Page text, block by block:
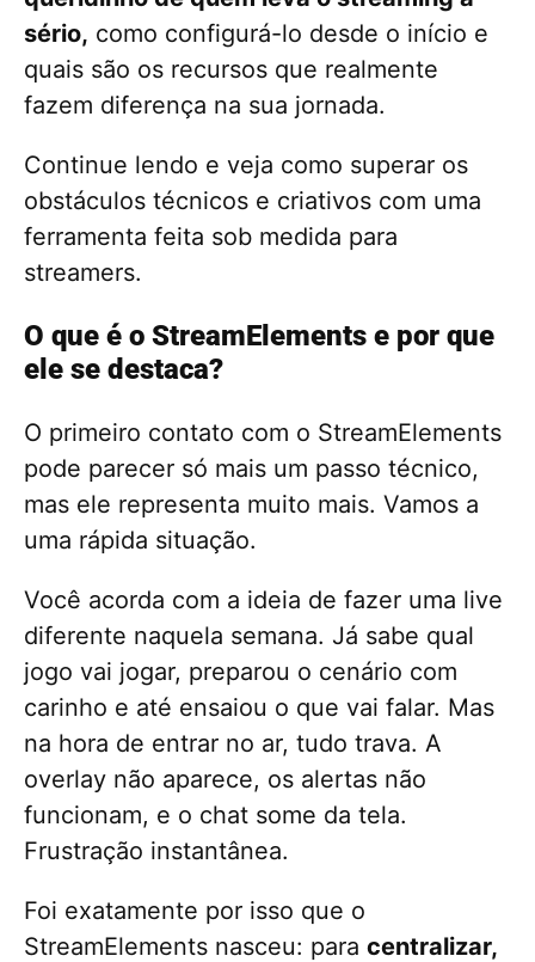
sério, como configurá-lo desde o início e
quais são os recursos que realmente
fazem diferença na sua jornada.
Continue lendo e veja como superar os
obstáculos técnicos e criativos com uma
ferramenta feita sob medida para
streamers.
O que é o StreamElements e por que
ele se destaca?
O primeiro contato com o StreamElements
pode parecer só mais um passo técnico,
mas ele representa muito mais. Vamos a
uma rápida situação.
Você acorda com a ideia de fazer uma live
diferente naquela semana. Já sabe qual
jogo vai jogar, preparou o cenário com
carinho e até ensaiou o que vai falar. Mas
na hora de entrar no ar, tudo trava. A
overlay não aparece, os alertas não
funcionam, e o chat some da tela.
Frustração instantânea.
Foi exatamente por isso que o
StreamElements nasceu: para centralizar,